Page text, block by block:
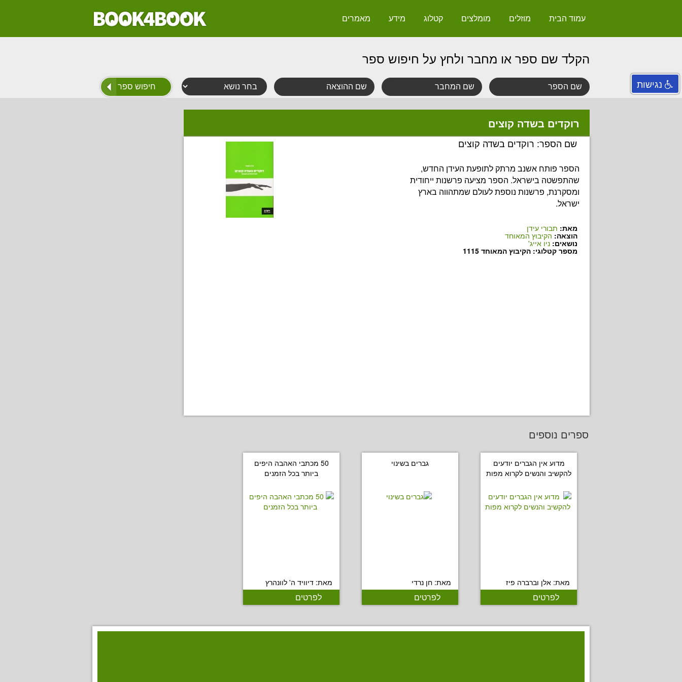
עמוד הבית מוזלים מומלצים קטלוג מידע מאמרים
הקלד שם ספר או מחבר ולחץ על חיפוש ספר
רוקדים בשדה קוצים
שם הספר: רוקדים בשדה קוצים
הספר פותח אשנב מרתק לתופעת העידן החדש,
שהתפשטה בישראל. הספר מציעה פרשנות ייחודית
ומסקרנת, פרשנות נוספת לעולם שמתהווה בארץ
ישראל.
מאת: תבורי עידן
הוצאה: הקיבוץ המאוחד
נושאים: ניו אייג'
מספר קטלוגי: הקיבוץ המאוחד 1115
ספרים נוספים
מדוע אין הגברים יודעים
להקשיב והנשים לקרוא מפות
מאת: אלן וברברה פיז
לפרטים
גברים בשינוי
מאת: חן נרדי
לפרטים
50 מכתבי האהבה היפים
ביותר בכל הזמנים
מאת: דיוויד ה' לוונהרץ
לפרטים
נגישות